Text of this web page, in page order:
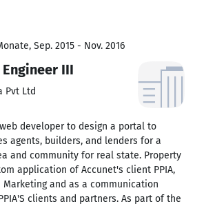
Sep. 2015 - Nov. 2016
III
Pvt Ltd
developer to design a portal to
agents, builders, and lenders for a
and community for real state. Property
application of Accunet's client PPIA,
Marketing and as a communication
clients and partners. As part of the